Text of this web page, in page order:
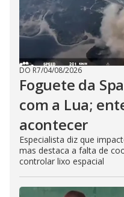
DO R7/04/08/2026
Foguete da
com a Lua;
acontecer
Especialista diz que
mas destaca a falta de
controlar lixo espacial